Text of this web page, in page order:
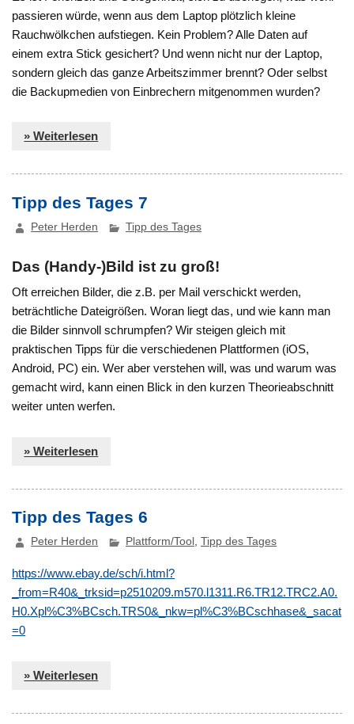
passieren würde, wenn aus dem Laptop plötzlich kleine
Rauchwölkchen aufstiegen. Kein Problem? Alle Daten auf
einem extra Stick gesichert? Und wenn nicht nur der Laptop,
sondern gleich das ganze Arbeitszimmer brennt? Oder selbst
die Backupmedien von Einbrechern mitgenommen wurden?
» Weiterlesen
Tipp des Tages 7
Peter Herden Tipp des Tages
Das (Handy-)Bild ist zu groß!
Oft erreichen Bilder, die z.B. per Mail verschickt werden,
beträchtliche Dateigrößen. Woran liegt das, und wie kann man
die Bilder sinnvoll schrumpfen? Wir steigen gleich mit
praktischen Tipps für die verschiedenen Plattformen (iOS,
Android, PC) ein. Wer aber verstehen will, was und warum was
gemacht wird, kann einen Blick in den kurzen Theorieabschnitt
weiter unten werfen.
» Weiterlesen
Tipp des Tages 6
Peter Herden Plattform/Tool ,Tipp des Tages
https://www.ebay.de/sch/i.html?
_from=R40&_trksid=p2510209.m570.l1311.R6.TR12.TRC2.A0.
H0.Xpl%C3%BCsch.TRS0&_nkw=pl%C3%BCschhase&_sacat
=0
» Weiterlesen